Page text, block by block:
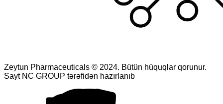
Zeytun Pharmaceuticals © 2024. Bütün hüquqlar qorunur.
Sayt NC GROUP tərəfidən hazırlanıb